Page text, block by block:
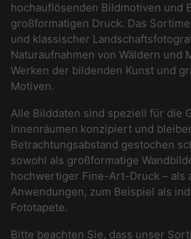
hochauflösenden Bildmotiven und
großformatigen Druck. Das
und klassischer
Naturaufnahmen von Wäldern und
Werken der bildenden Kunst und
Motiven.
Alle Bilddaten sind speziell für die
Innenräumen konzipiert und
Betrachtungsabstand gestochen
sowohl als großformatige
hochwertiger Fine-Art-Druck – als
Anwendungen, zum Beispiel als
Fototapete.
Bitte beachten Sie, dass unser